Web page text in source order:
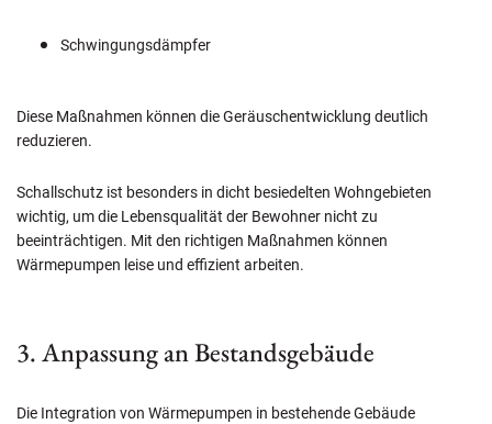
Schwingungsdämpfer
Diese Maßnahmen können die Geräuschentwicklung deutlich
reduzieren.
Schallschutz ist besonders in dicht besiedelten Wohngebieten
wichtig, um die Lebensqualität der Bewohner nicht zu
beeinträchtigen. Mit den richtigen Maßnahmen können
Wärmepumpen leise und effizient arbeiten.
3. Anpassung an Bestandsgebäude
Die Integration von Wärmepumpen in bestehende Gebäude